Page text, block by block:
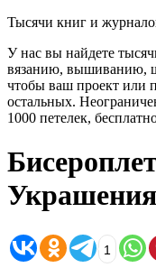
Тысячи книг и
У нас вы найдете
вязанию, вышиванию,
чтобы ваш проект или
остальных.
1000 петелек,
1